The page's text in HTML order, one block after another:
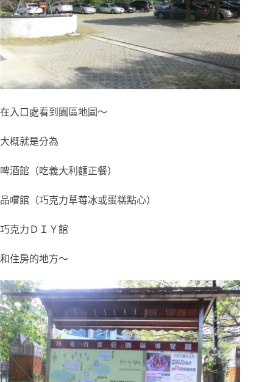
在入口處看到園區地圖～
大概就是分為
啤酒館（吃義大利麵正餐）
品嚐館（巧克力草莓冰或蛋糕點心）
巧克力ＤＩＹ館
和住房的地方～